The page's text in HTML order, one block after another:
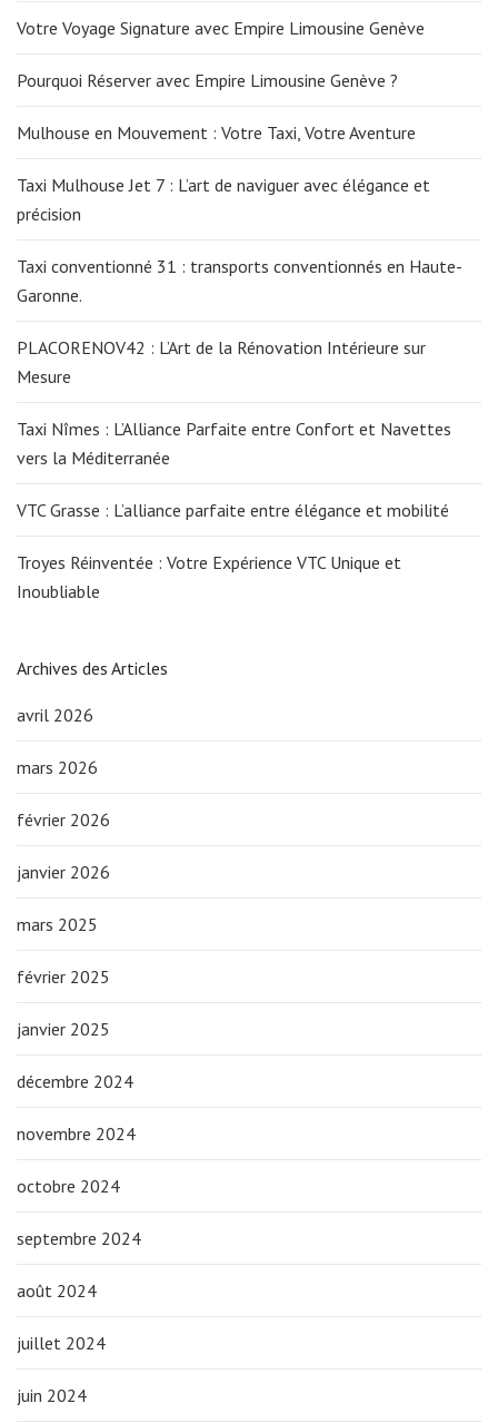
Votre Voyage Signature avec Empire Limousine Genève
Pourquoi Réserver avec Empire Limousine Genève ?
Mulhouse en Mouvement : Votre Taxi, Votre Aventure
Taxi Mulhouse Jet 7 : L’art de naviguer avec élégance et
précision
Taxi conventionné 31 : transports conventionnés en Haute-
Garonne.
PLACORENOV42 : L’Art de la Rénovation Intérieure sur
Mesure
Taxi Nîmes : L’Alliance Parfaite entre Confort et Navettes
vers la Méditerranée
VTC Grasse : L’alliance parfaite entre élégance et mobilité
Troyes Réinventée : Votre Expérience VTC Unique et
Inoubliable
Archives des Articles
avril 2026
mars 2026
février 2026
janvier 2026
mars 2025
février 2025
janvier 2025
décembre 2024
novembre 2024
octobre 2024
septembre 2024
août 2024
juillet 2024
juin 2024